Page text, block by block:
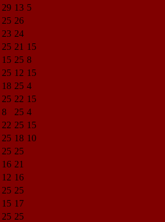
29 13 5
25 26
23 24
25 21 15
15 25 8
25 12 15
18 25 4
25 22 15
8 25 4
22 25 15
25 18 10
25 25
16 21
12 16
25 25
15 17
25 25